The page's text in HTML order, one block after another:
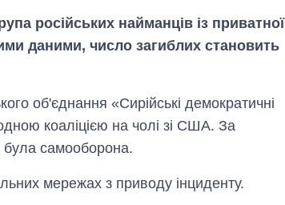
російських найманців із приватної
даними, число загиблих становить
об'єднання «Сирійські демократичні
коаліцією на чолі зі США. За
самооборона.
мережах з приводу інциденту.